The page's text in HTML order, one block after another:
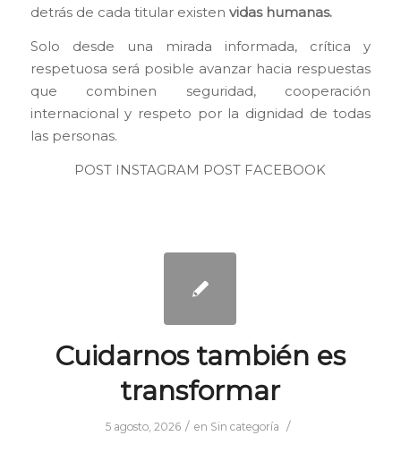
detrás de cada titular existen vidas humanas.
Solo desde una mirada informada, crítica y
respetuosa será posible avanzar hacia respuestas
que combinen seguridad, cooperación
internacional y respeto por la dignidad de todas
las personas.
POST INSTAGRAM POST FACEBOOK
Cuidarnos también es
transformar
5 agosto, 2026 / en Sin categoría /